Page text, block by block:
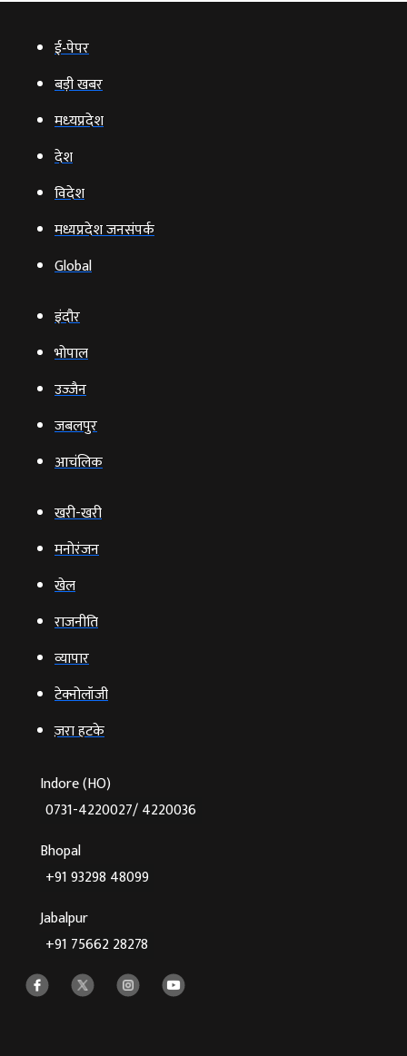
ई‑पेपर
बड़ी खबर
मध्‍यप्रदेश
देश
विदेश
मध्यप्रदेश जनसंपर्क
Global
इंदौर
भोपाल
उज्‍जैन
जबलपुर
आचंलिक
खरी-खरी
मनोरंजन
खेल
राजनीति
व्‍यापार
टेक्‍नोलॉजी
ज़रा हटके
Indore (HO)
0731-4220027/ 4220036
Bhopal
+91 93298 48099
Jabalpur
+91 75662 28278